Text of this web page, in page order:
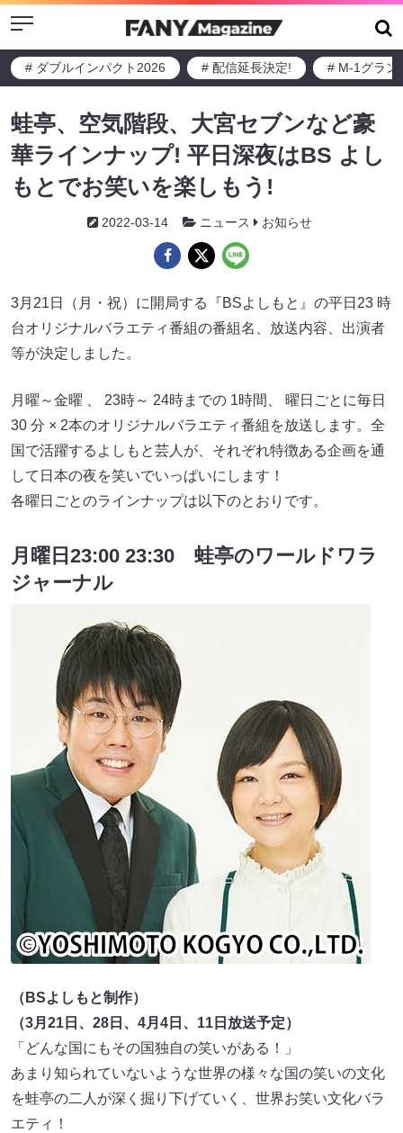
Menu
# ダブルインパクト2026 # 配信延長決定! # M-1グラン
蛙亭、空気階段、大宮セブンなど豪
華ラインナップ! 平日深夜はBS よし
もとでお笑いを楽しもう!
2022-03-14 ニュース お知らせ
3月21日（月・祝）に開局する『BSよしもと』の平日23 時
台オリジナルバラエティ番組の番組名、放送内容、出演者
等が決定しました。
月曜～金曜 、 23時～ 24時までの 1時間、 曜日ごとに毎日
30 分 × 2本のオリジナルバラエティ番組を放送します。全
国で活躍するよしもと芸人が、それぞれ特徴ある企画を通
して日本の夜を笑いでいっぱいにします！
各曜日ごとのラインナップは以下のとおりです。
月曜日23:00 23:30 蛙亭のワールドワラ
ジャーナル
（BSよしもと制作）
（3月21日、28日、4月4日、11日放送予定）
「どんな国にもその国独自の笑いがある！」
あまり知られていないような世界の様々な国の笑いの文化
を蛙亭の二人が深く掘り下げていく、世界お笑い文化バラ
エティ！